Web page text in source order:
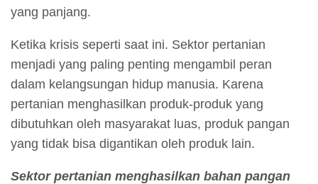
yang panjang.
Ketika krisis seperti saat ini. Sektor pertanian
menjadi yang paling penting mengambil peran
dalam kelangsungan hidup manusia. Karena
pertanian menghasilkan produk-produk yang
dibutuhkan oleh masyarakat luas, produk pangan
yang tidak bisa digantikan oleh produk lain.
Sektor pertanian menghasilkan bahan pangan